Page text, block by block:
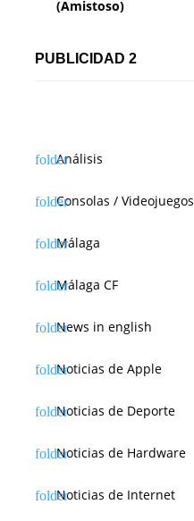
a
s
(Amistoso)
PUBLICIDAD 2
Análisis
Consolas / Videojuegos
Málaga
Málaga CF
News in english
Noticias de Apple
Noticias de Deporte
Noticias de Hardware
Noticias de Internet